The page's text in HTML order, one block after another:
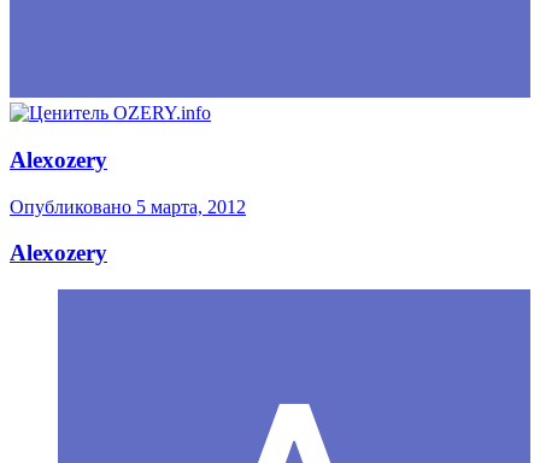
Alexozery
Опубликовано 5 марта, 2012
Alexozery